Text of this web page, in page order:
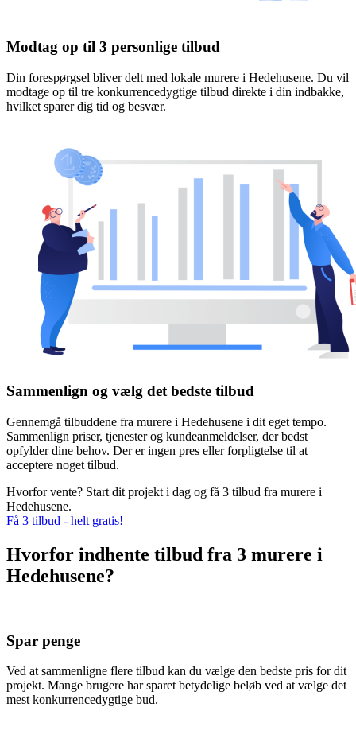
Modtag op til 3 personlige tilbud
Din forespørgsel bliver delt med lokale murere i Hedehusene. Du vil
modtage op til tre konkurrencedygtige tilbud direkte i din indbakke,
hvilket sparer dig tid og besvær.
Sammenlign og vælg det bedste tilbud
Gennemgå tilbuddene fra murere i Hedehusene i dit eget tempo.
Sammenlign priser, tjenester og kundeanmeldelser, der bedst
opfylder dine behov. Der er ingen pres eller forpligtelse til at
acceptere noget tilbud.
Hvorfor vente? Start dit projekt i dag og få 3 tilbud fra murere i
Hedehusene.
Få 3 tilbud - helt gratis!
Hvorfor indhente tilbud fra 3 murere i
Hedehusene?
Spar penge
Ved at sammenligne flere tilbud kan du vælge den bedste pris for dit
projekt. Mange brugere har sparet betydelige beløb ved at vælge det
mest konkurrencedygtige bud.